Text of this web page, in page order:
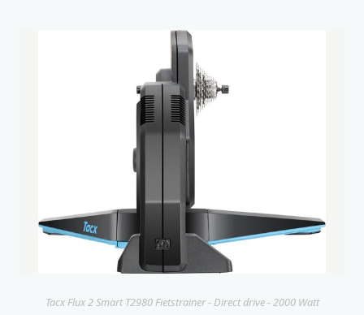
Tacx Flux 2 Smart T2980 Fietstrainer - Direct drive - 2000 Watt